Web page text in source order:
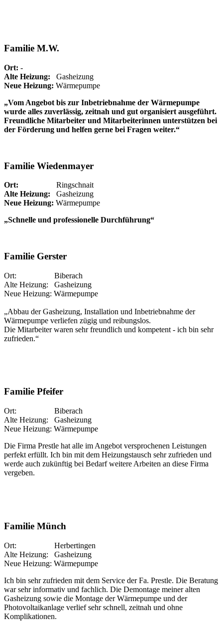
Familie M.W.
Ort: -
Alte Heizung: Gasheizung
Neue Heizung: Wärmepumpe
„Vom Angebot bis zur Inbetriebnahme der Wärmepumpe
wurde alles zuverlässig, zeitnah und gut organisiert ausgeführt.
Freundliche Mitarbeiter und Mitarbeiterinnen unterstützen bei
der Förderung und helfen gerne bei Fragen weiter.“
Familie Wiedenmayer
Ort: Ringschnait
Alte Heizung: Gasheizung
Neue Heizung: Wärmepumpe
„Schnelle und professionelle Durchführung“
Familie Gerster
Ort: Biberach
Alte Heizung: Gasheizung
Neue Heizung: Wärmepumpe
„Abbau der Gasheizung, Installation und Inbetriebnahme der
Wärmepumpe verliefen zügig und reibungslos.
Die Mitarbeiter waren sehr freundlich und kompetent - ich bin sehr
zufrieden.“
Familie Pfeifer
Ort: Biberach
Alte Heizung: Gasheizung
Neue Heizung: Wärmepumpe
Die Firma Prestle hat alle im Angebot versprochenen Leistungen
perfekt erfüllt. Ich bin mit dem Heizungstausch sehr zufrieden und
werde auch zukünftig bei Bedarf weitere Arbeiten an diese Firma
vergeben.
Familie Münch
Ort: Herbertingen
Alte Heizung: Gasheizung
Neue Heizung: Wärmepumpe
Ich bin sehr zufrieden mit dem Service der Fa. Prestle. Die Beratung
war sehr informativ und fachlich. Die Demontage meiner alten
Gasheizung sowie die Montage der Wärmepumpe und der
Photovoltaikanlage verlief sehr schnell, zeitnah und ohne
Komplikationen.